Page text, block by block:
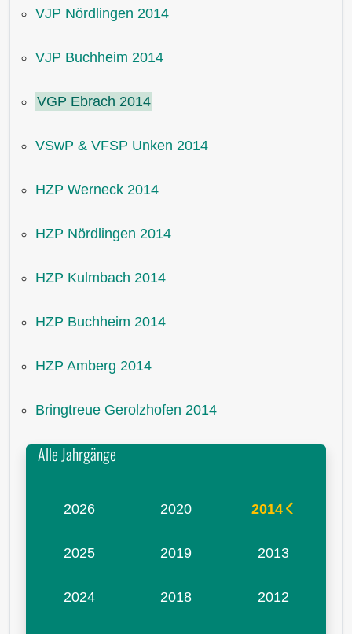
VJP Nördlingen 2014
VJP Buchheim 2014
VGP Ebrach 2014
VSwP & VFSP Unken 2014
HZP Werneck 2014
HZP Nördlingen 2014
HZP Kulmbach 2014
HZP Buchheim 2014
HZP Amberg 2014
Bringtreue Gerolzhofen 2014
Alle Jahrgänge
2026
2025
2024
2020
2019
2018
2014
2013
2012